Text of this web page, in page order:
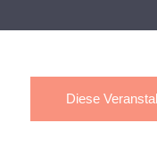
Diese